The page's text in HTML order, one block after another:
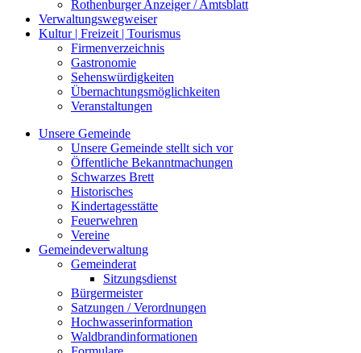
Rothenburger Anzeiger / Amtsblatt
Verwaltungswegweiser
Kultur | Freizeit | Tourismus
Firmenverzeichnis
Gastronomie
Sehenswürdigkeiten
Übernachtungsmöglichkeiten
Veranstaltungen
Unsere Gemeinde
Unsere Gemeinde stellt sich vor
Öffentliche Bekanntmachungen
Schwarzes Brett
Historisches
Kindertagesstätte
Feuerwehren
Vereine
Gemeindeverwaltung
Gemeinderat
Sitzungsdienst
Bürgermeister
Satzungen / Verordnungen
Hochwasserinformation
Waldbrandinformationen